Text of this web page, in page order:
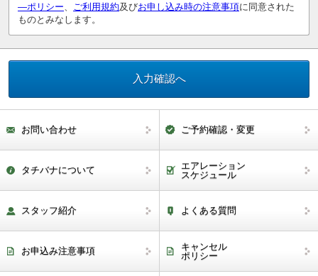
―ポリシー
ご利用規約及びお申し込み時の注意事項に同意された
ものとみなします。
お問い合わせ ご予約確認・変更
タチバナについて
エアレーション
スケジュール
スタッフ紹介 よくある質問
お申込み注意事項
キャンセル
ポリシー